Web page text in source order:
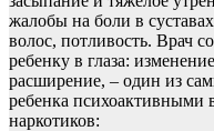
жалобы на боли в
волос, потливость. Врач
ребенку в глаза:
расширение, – один из
ребенка психоактивными
наркотиков: